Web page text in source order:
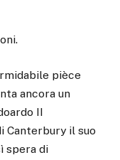
pièce
ancora un
II
Canterbury il suo
spera di